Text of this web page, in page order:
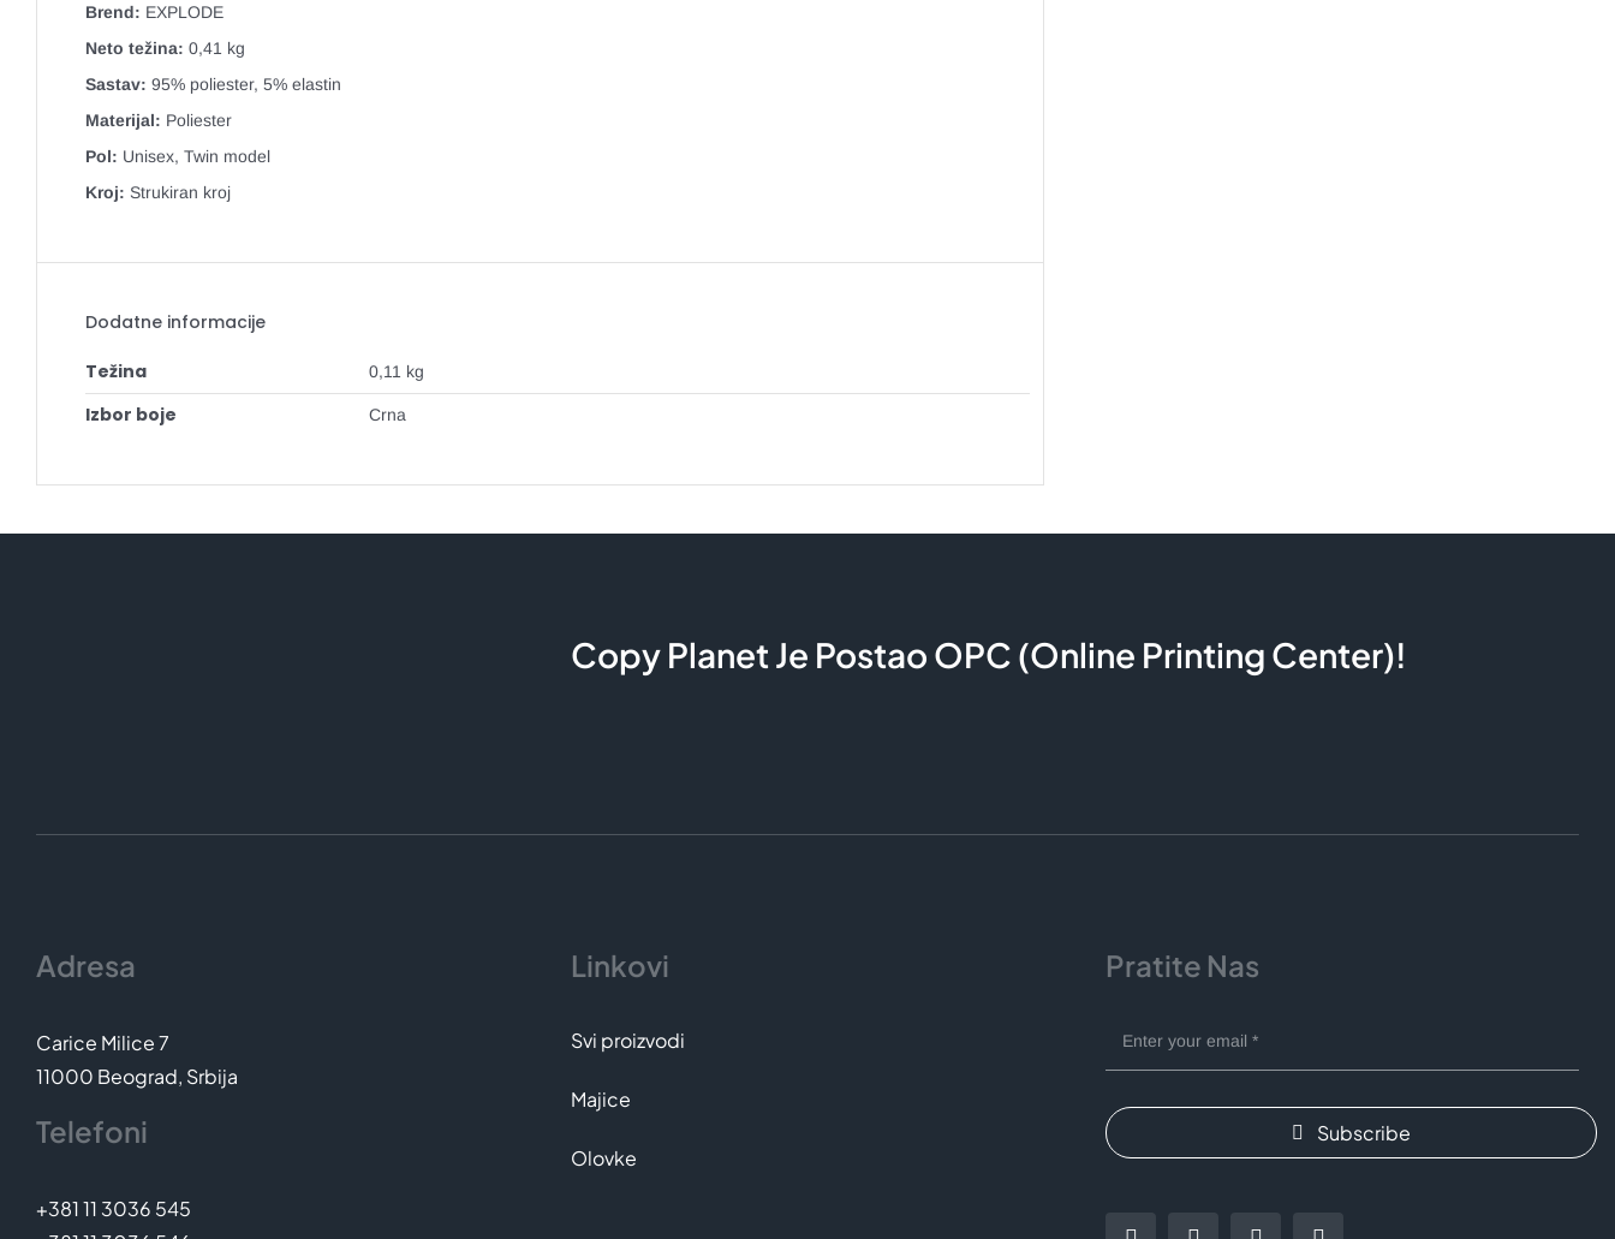
Brend: EXPLODE
Neto težina: 0,41 kg
Sastav: 95% poliester, 5% elastin
Materijal: Poliester
Pol: Unisex, Twin model
Kroj: Strukiran kroj
Dodatne informacije
Težina 0,11 kg
Izbor boje Crna
Copy Planet Je Postao OPC (Online Printing Center)!
Adresa
Carice Milice 7
11000 Beograd, Srbija
Telefoni
+381 11 3036 545
Linkovi
Svi proizvodi
Majice
Olovke
Pratite Nas
Subscribe